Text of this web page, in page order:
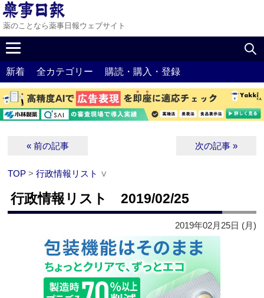
薬のことなら薬事日報ウェブサイト
新着 全カテゴリー 購読・購入・登録
« 前の記事 次の記事 »
TOP >行政情報リスト ∨
行政情報リスト 2019/02/25
2019年02月25日 (月)